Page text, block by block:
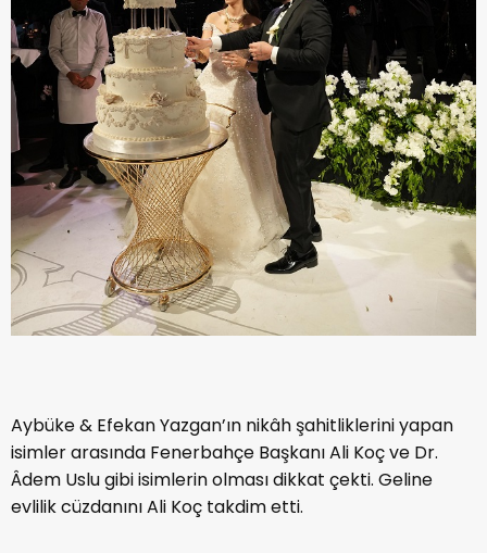
Aybüke & Efekan Yazgan’ın nikâh şahitliklerini yapan
isimler arasında Fenerbahçe Başkanı Ali Koç ve Dr.
Âdem Uslu gibi isimlerin olması dikkat çekti. Geline
evlilik cüzdanını Ali Koç takdim etti.